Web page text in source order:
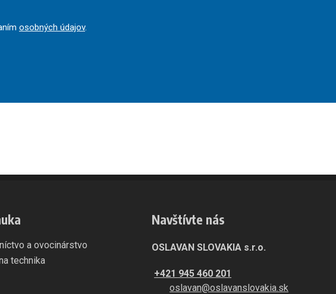
osobných údajov.
a ovocinárstvo
technika
Navštívte nás
OSLAVAN SLOVAKIA s.r.o.
+421 945 460 201
oslavan@oslavanslovakia.sk